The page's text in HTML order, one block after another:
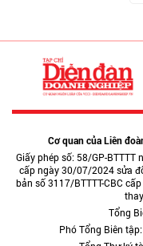
Cơ quan của Liên
Giấy phép số: 58/GP-BTTTT
cấp ngày 30/07/2024 sửa
bản số 3117/BTTTT-CBC
Tổng
Phó Tổng Biên tập: